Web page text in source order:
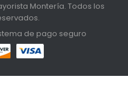
Montería. Todos los
de pago seguro